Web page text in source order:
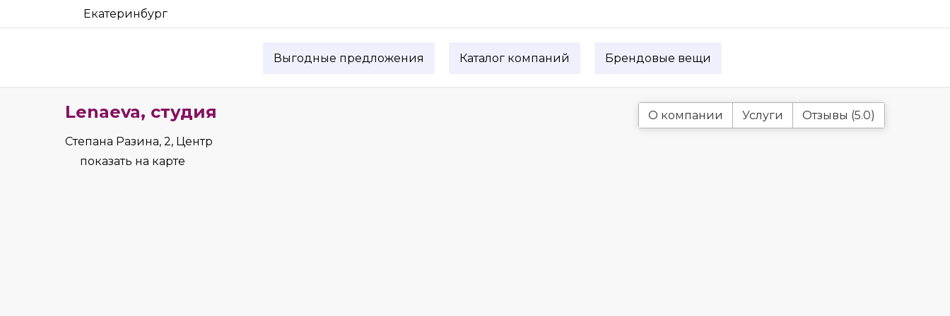
Екатеринбург
Выгодные предложения Каталог компаний Брендовые вещи
Lenaeva, студия
Степана Разина, 2, Центр
показать на карте
О компании Услуги Отзывы (5.0)